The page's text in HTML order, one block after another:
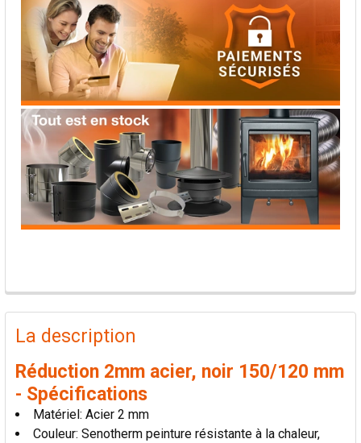
PRODUITS
FRÉQUEMMENT
ACHETÉS
TOUT
SÉLECTIONNER
La description
Réduction 2mm acier, noir 150/120 mm
- Spécifications
Matériel: Acier 2 mm
Couleur: Senotherm peinture résistante à la chaleur,